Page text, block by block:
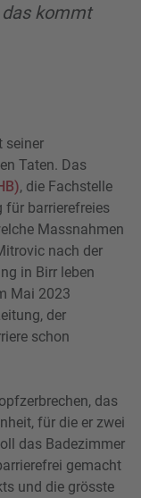
das kommt
seiner
Taten. Das
, die Fachstelle
für barrierefreies
Massnahmen
nach der
in Birr leben
Mai 2023
der
schon
das
für die er zwei
das Badezimmer
gemacht
und die grösste